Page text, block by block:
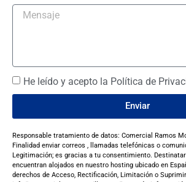
He leído y acepto la Política de
Enviar
Responsable tratamiento de datos: Comercial Ramos
Finalidad enviar correos , llamadas telefónicas o
Legitimación; es gracias a tu consentimiento.
encuentran alojados en nuestro hosting ubicado en
derechos de Acceso, Rectificación, Limitación o